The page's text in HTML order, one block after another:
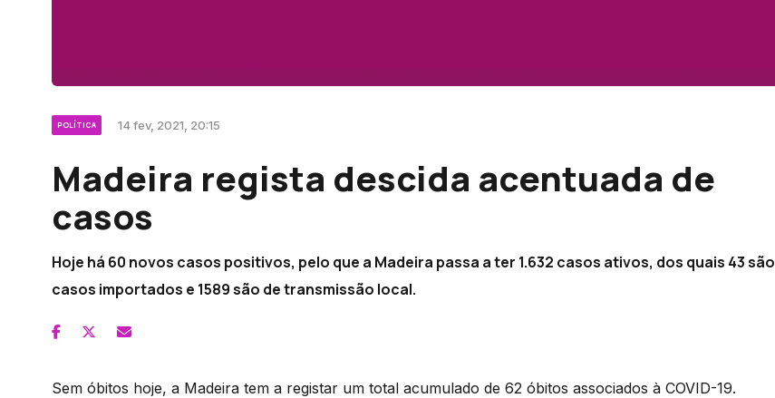
POLÍTICA 14 fev, 2021, 20:15
Madeira regista descida acentuada de
casos
Hoje há 60 novos casos positivos, pelo que a Madeira passa a ter 1.632 casos ativos, dos quais 43 são
casos importados e 1589 são de transmissão local.
Sem óbitos hoje, a Madeira tem a registar um total acumulado de 62 óbitos associados à COVID-19.